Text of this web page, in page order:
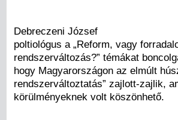
Debreczeni József
poltiológus a „Reform, vagy
rendszerváltozás?” témákat
hogy Magyarországon az elmúlt
rendszerváltoztatás” zajlott-zajlik,
körülményeknek volt köszönhető.